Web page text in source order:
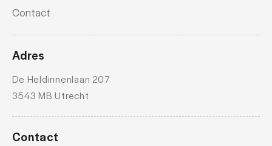
lendesteun(en) verstelbaar
Oplaadmogelijkheid
Contact
Adres
De Heldinnenlaan 207
3543 MB Utrecht
Contact